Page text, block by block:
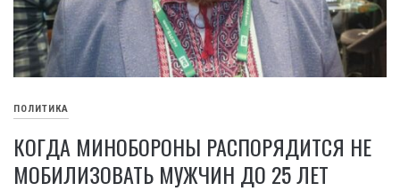
ПОЛИТИКА
КОГДА МИНОБОРОНЫ РАСПОРЯДИТСЯ НЕ
МОБИЛИЗОВАТЬ МУЖЧИН ДО 25 ЛЕТ